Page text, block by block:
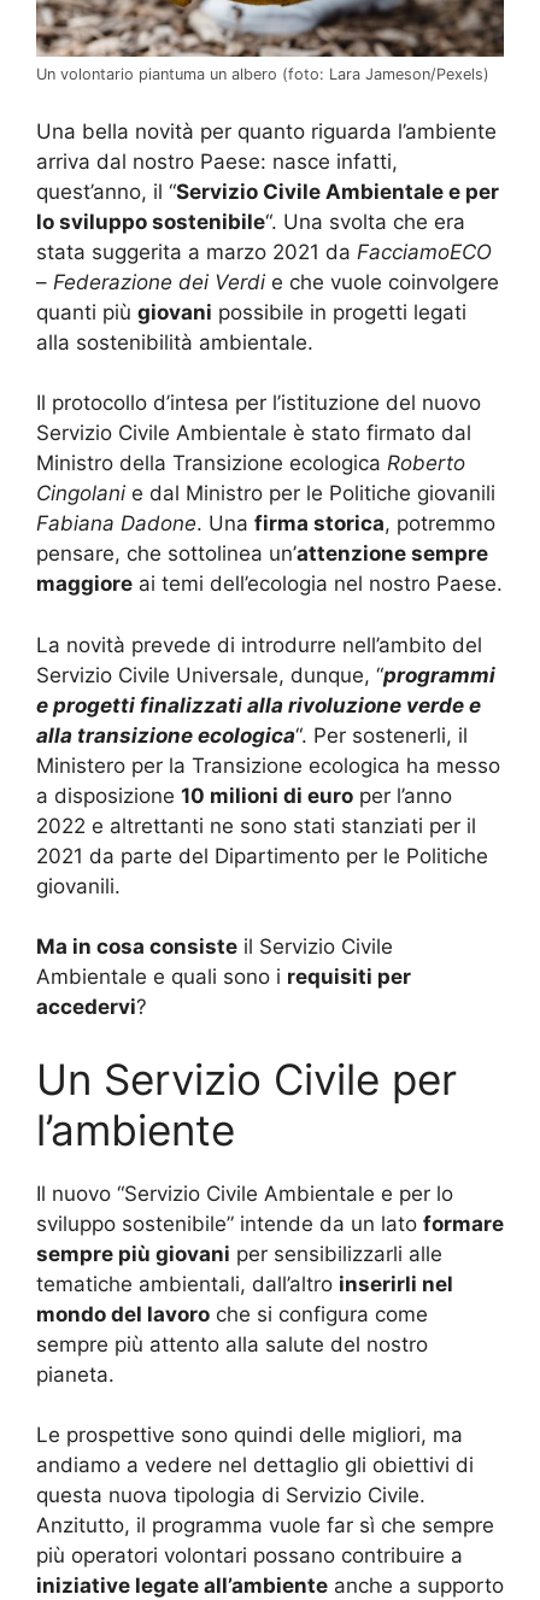
Un volontario piantuma un albero (foto: Lara Jameson/Pexels)
Una bella novità per quanto riguarda l’ambiente
arriva dal nostro Paese: nasce infatti,
quest’anno, il “Servizio Civile Ambientale e per
lo sviluppo sostenibile“. Una svolta che era
stata suggerita a marzo 2021 da FacciamoECO
– Federazione dei Verdi e che vuole coinvolgere
quanti più giovani possibile in progetti legati
alla sostenibilità ambientale.
Il protocollo d’intesa per l’istituzione del nuovo
Servizio Civile Ambientale è stato firmato dal
Ministro della Transizione ecologica Roberto
Cingolani e dal Ministro per le Politiche giovanili
Fabiana Dadone. Una firma storica, potremmo
pensare, che sottolinea un’attenzione sempre
maggiore ai temi dell’ecologia nel nostro Paese.
La novità prevede di introdurre nell’ambito del
Servizio Civile Universale, dunque, “programmi
e progetti finalizzati alla rivoluzione verde e
alla transizione ecologica“. Per sostenerli, il
Ministero per la Transizione ecologica ha messo
a disposizione 10 milioni di euro per l’anno
2022 e altrettanti ne sono stati stanziati per il
2021 da parte del Dipartimento per le Politiche
giovanili.
Ma in cosa consiste il Servizio Civile
Ambientale e quali sono i requisiti per
accedervi?
Un Servizio Civile per
l’ambiente
Il nuovo “Servizio Civile Ambientale e per lo
sviluppo sostenibile” intende da un lato formare
sempre più giovani per sensibilizzarli alle
tematiche ambientali, dall’altro inserirli nel
mondo del lavoro che si configura come
sempre più attento alla salute del nostro
pianeta.
Le prospettive sono quindi delle migliori, ma
andiamo a vedere nel dettaglio gli obiettivi di
questa nuova tipologia di Servizio Civile.
Anzitutto, il programma vuole far sì che sempre
più operatori volontari possano contribuire a
iniziative legate all’ambiente anche a supporto